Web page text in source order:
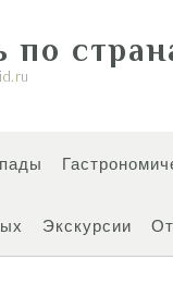
по
Экскурсии